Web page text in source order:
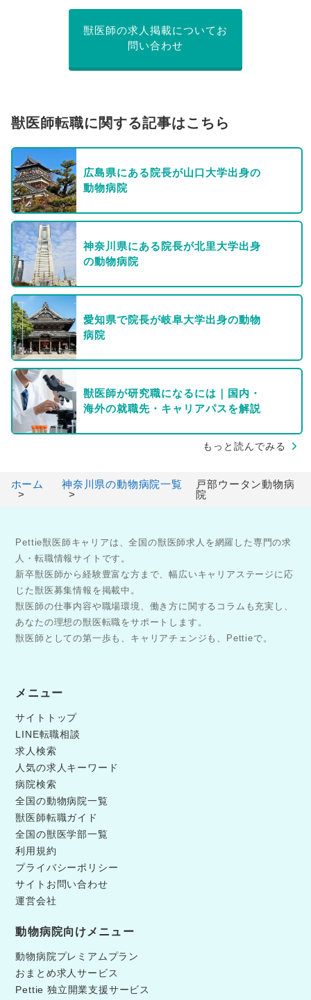
獣医師の求人掲載についてお
問い合わせ
獣医師転職に関する記事はこちら
広島県にある院長が山口大学出身の
動物病院
神奈川県にある院長が北里大学出身
の動物病院
愛知県で院長が岐阜大学出身の動物
病院
獣医師が研究職になるには｜国内・
海外の就職先・キャリアパスを解説
もっと読んでみる
ホーム 神奈川県の動物病院一覧
戸部ウータン動物病
院
Pettie獣医師キャリアは、全国の獣医師求人を網羅した専門の求
人・転職情報サイトです。
新卒獣医師から経験豊富な方まで、幅広いキャリアステージに応
じた獣医募集情報を掲載中。
獣医師の仕事内容や職場環境、働き方に関するコラムも充実し、
あなたの理想の獣医転職をサポートします。
獣医師としての第一歩も、キャリアチェンジも、Pettieで。
メニュー
サイトトップ
LINE転職相談
求人検索
人気の求人キーワード
病院検索
全国の動物病院一覧
獣医師転職ガイド
全国の獣医学部一覧
利用規約
プライバシーポリシー
サイトお問い合わせ
運営会社
動物病院向けメニュー
動物病院プレミアムプラン
おまとめ求人サービス
Pettie 独立開業支援サービス